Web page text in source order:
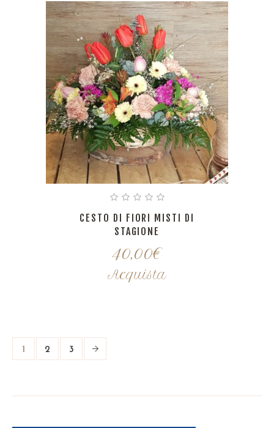
CESTO DI FIORI MISTI DI
STAGIONE
40,00€
Acquista
1 2 3